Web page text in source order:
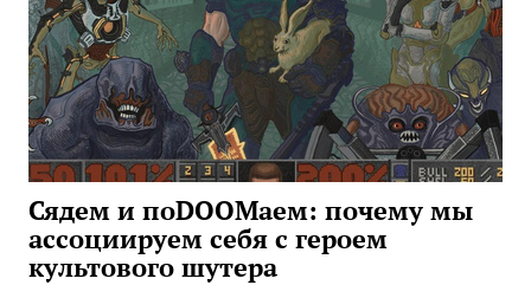
Сядем и поDOOMаем: почему мы
ассоциируем себя с героем
культового шутера